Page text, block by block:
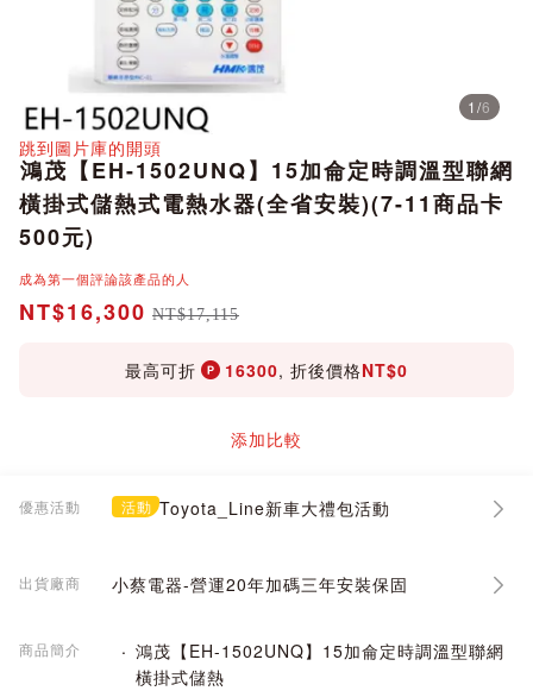
1 /6
跳到圖片庫的開頭
分享
鴻茂【EH-1502UNQ】15加侖定時調溫型聯網
橫掛式儲熱式電熱水器(全省安裝)(7-11商品卡
500元)
成為第一個評論該產品的人
NT$16,300 NT$17,115
最高可折 16300, 折後價格NT$0
添加比較
優惠活動 活動 Toyota_Line新車大禮包活動
出貨廠商 小蔡電器-營運20年加碼三年安裝保固
商品簡介
鴻茂【EH-1502UNQ】15加侖定時調溫型聯網
橫掛式儲熱